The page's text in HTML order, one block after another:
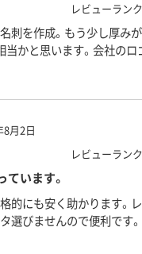
写プ
クジェ
、レー
、コピ
転写
ンクジ
写対応、
トプリ
機、レー
、熱転
トプリンタ、レー
ープリンタ、熱転
プリンタ、インク
ェット（染料・顔料）
リンタ、熱転写プリ
ト（染料・顔料）、レ
ザー、コピー、熱転
写、ドット、インク
ェットプリンタ、
レビューランク
刺を作成。もう少し厚み
当かと思います。会社の
いるので切りやすくリピ
8月2日
レビューランク
います。
的にも安く助かります。
選びませんので便利です
ター、モノクロはレーザ